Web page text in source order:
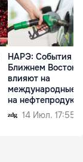
НАРЭ: События на
Ближнем Востоке
влияют на
международные
на
14 Июл. 17:55